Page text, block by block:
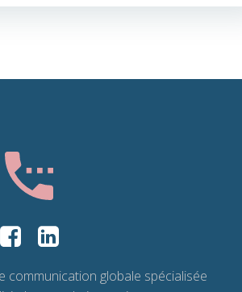
communication globale spécialisée